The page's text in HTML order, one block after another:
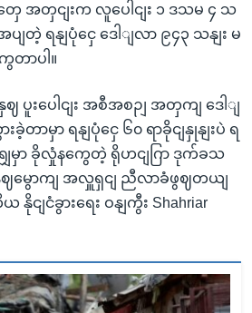
အတှငျးက လူပေါငျး ၁ ဒသမ ၄ သ
ျတဲ့ ရနျပုံငှေ ဒေါျလာ ၉၄၃ သနျး မ
တာပါ။
းပေါငျး အစီအစဉျ အတှကျ ဒေါျ
ခဲ့တာမှာ ရနျပုံငှေ ၆၀ ရာခိုငျနှုနျးပဲ ရ
ရျှမှာ ခိုလှုံနကွေတဲ့ ရိုဟငျဂြာ ဒုက်ခသ
မွောကျ အလှူရှငျ ညီလာခံဖွဈတယျ
ငျငံခွားရေး ဝနျကွီး Shahriar